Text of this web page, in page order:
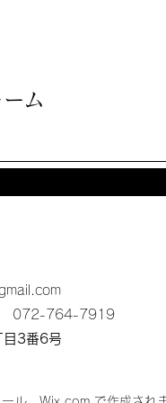
ム
072-764-7919
目3番6号